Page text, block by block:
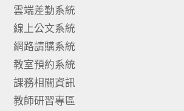
雲端差勤系統
線上公文系統
網路請購系統
教室預約系統
課務相關資訊
教師研習專區